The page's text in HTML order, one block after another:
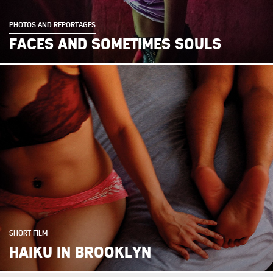
PHOTOS AND REPORTAGES
FACES AND SOMETIMES SOULS
SHORT FILM
HAIKU IN BROOKLYN